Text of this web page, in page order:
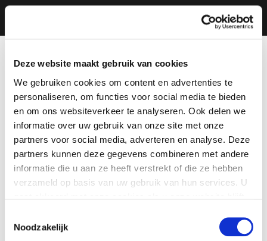
Deze website maakt gebruik van cookies
We gebruiken cookies om content en advertenties te
personaliseren, om functies voor social media te bieden
en om ons websiteverkeer te analyseren. Ook delen we
informatie over uw gebruik van onze site met onze
partners voor social media, adverteren en analyse. Deze
partners kunnen deze gegevens combineren met andere
informatie die u aan ze heeft verstrekt of die ze hebben
verzameld op basis van uw gebruik van hun services. U
Noodzakelijk